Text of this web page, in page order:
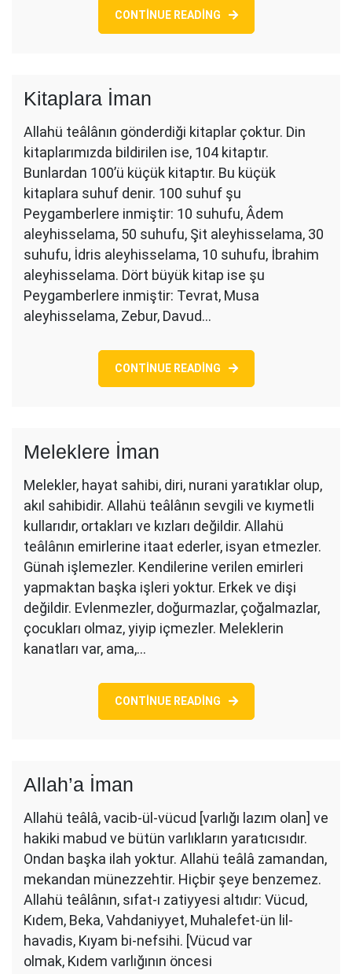
CONTINUE READING
Kitaplara İman
Allahü teâlânın gönderdiği kitaplar çoktur. Din
kitaplarımızda bildirilen ise, 104 kitaptır.
Bunlardan 100’ü küçük kitaptır. Bu küçük
kitaplara suhuf denir. 100 suhuf şu
Peygamberlere inmiştir: 10 suhufu, Âdem
aleyhisselama, 50 suhufu, Şit aleyhisselama, 30
suhufu, İdris aleyhisselama, 10 suhufu, İbrahim
aleyhisselama. Dört büyük kitap ise şu
Peygamberlere inmiştir: Tevrat, Musa
aleyhisselama, Zebur, Davud…
CONTINUE READING
Meleklere İman
Melekler, hayat sahibi, diri, nurani yaratıklar olup,
akıl sahibidir. Allahü teâlânın sevgili ve kıymetli
kullarıdır, ortakları ve kızları değildir. Allahü
teâlânın emirlerine itaat ederler, isyan etmezler.
Günah işlemezler. Kendilerine verilen emirleri
yapmaktan başka işleri yoktur. Erkek ve dişi
değildir. Evlenmezler, doğurmazlar, çoğalmazlar,
çocukları olmaz, yiyip içmezler. Meleklerin
kanatları var, ama,…
CONTINUE READING
Allah’a İman
Allahü teâlâ, vacib-ül-vücud [varlığı lazım olan] ve
hakiki mabud ve bütün varlıkların yaratıcısıdır.
Ondan başka ilah yoktur. Allahü teâlâ zamandan,
mekandan münezzehtir. Hiçbir şeye benzemez.
Allahü teâlânın, sıfat-ı zatiyyesi altıdır: Vücud,
Kıdem, Beka, Vahdaniyyet, Muhalefet-ün lil-
havadis, Kıyam bi-nefsihi. [Vücud var
olmak, Kıdem varlığının öncesi